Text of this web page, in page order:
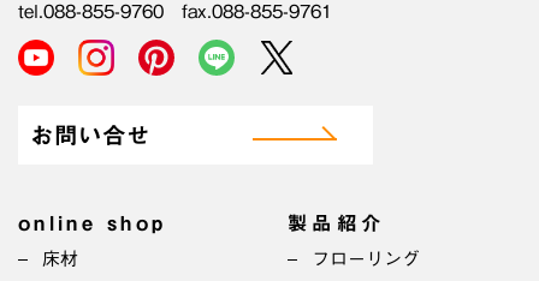
tel.088-855-9760 fax.088-855-9761
お問い合せ
online shop
床材
製品紹介
フローリング